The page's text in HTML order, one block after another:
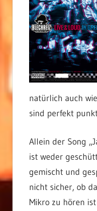
natürlich auch
sind perfekt
Allein der Song
ist weder
gemischt und
nicht sicher, ob
Mikro zu hören